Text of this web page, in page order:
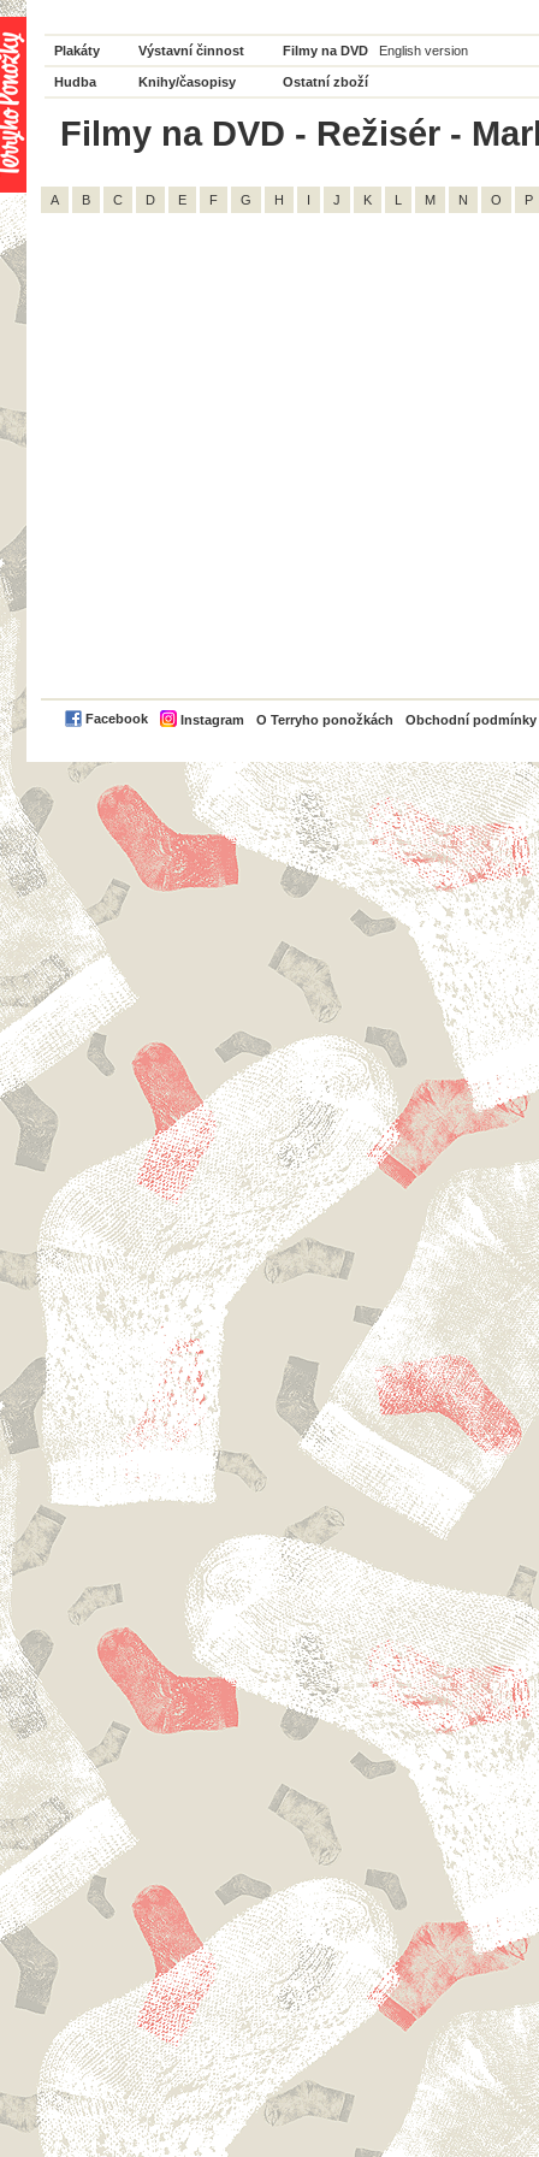
Plakáty Výstavní činnost Filmy na DVD English version
Hudba Knihy/časopisy Ostatní zboží
Filmy na DVD - Režisér -
A B C D E F G H I J K L M N O P
Facebook Instagram O Terryho ponožkách Obchodní podmínky
PayPal